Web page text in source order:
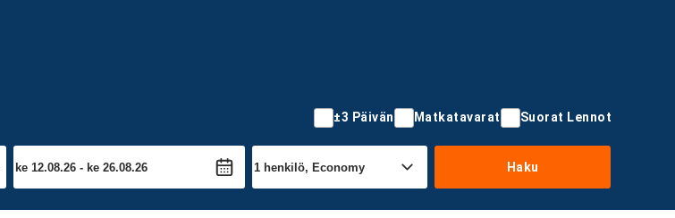
±3 Päivän Matkatavarat Suorat Lennot
Haku